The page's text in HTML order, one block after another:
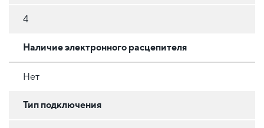
4
Наличие электронного расцепителя
Нет
Тип подключения